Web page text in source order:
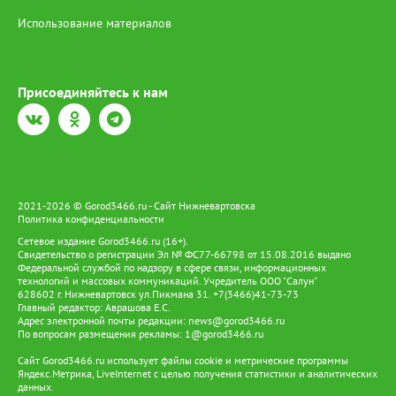
Использование материалов
Присоединяйтесь к нам
2021-2026 © Gorod3466.ru - Сайт Нижневартовска
Политика конфиденциальности
Сетевое издание Gorod3466.ru (16+).
Свидетельство о регистрации Эл № ФС77-66798 от 15.08.2016 выдано
Федеральной службой по надзору в сфере связи, информационных
технологий и массовых коммуникаций. Учредитель ООО "Салун"
628602 г. Нижневартовск ул.Пикмана 31. +7(3466)41-73-73
Главный редактор: Аврашова Е.С.
Адрес электронной почты редакции: news@gorod3466.ru
По вопросам размещения рекламы: 1@gorod3466.ru
Сайт Gorod3466.ru использует файлы cookie и метрические программы
Яндекс.Метрика, LiveInternet с целью получения статистики и аналитических
данных.